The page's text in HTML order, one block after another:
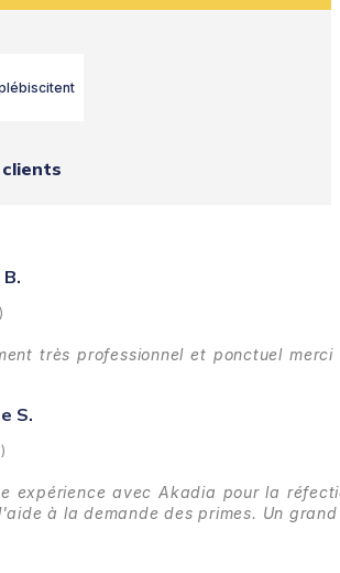
très professionnel et ponctuel
S.
expérience avec Akadia pour la
à la demande des primes. Un